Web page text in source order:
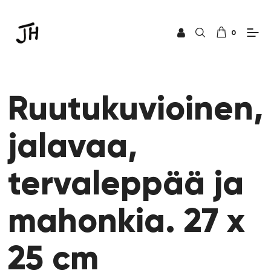
0
Ruutukuvioinen,
jalavaa,
tervaleppää ja
mahonkia. 27 x
25 cm